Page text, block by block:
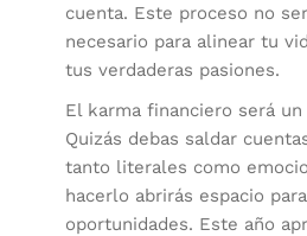
cuenta. Este proceso no
necesario para alinear tu
tus verdaderas pasiones.
El karma financiero será
Quizás debas saldar
tanto literales como
hacerlo abrirás espacio
oportunidades. Este año